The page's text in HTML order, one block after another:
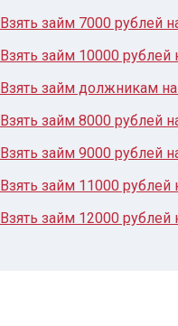
Взять займ 7000 рублей
Взять займ 10000 рублей
Взять займ должникам на
Взять займ 8000 рублей
Взять займ 9000 рублей
Взять займ 11000 рублей
Взять займ 12000 рублей